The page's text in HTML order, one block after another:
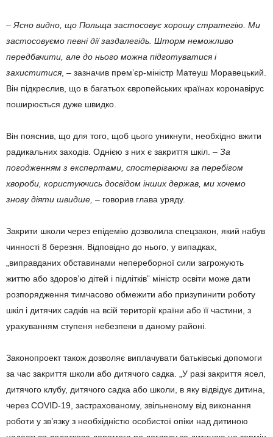
– Ясно видно, що Польща застосовує хорошу стратегію. Ми
застосовуємо певні дії заздалегідь. Шторм неможливо
передбачити, але до нього можна підготуватися і
захиститися , – зазначив прем’єр-міністр Матеуш Моравецький.
Він підкреслив, що в багатьох європейських країнах коронавірус
поширюється дуже швидко.
Він пояснив, що для того, щоб цього уникнути, необхідно вжити
радикальних заходів. Однією з них є закриття шкіл. – За
погодженням з експертами, спостерігаючи за перебігом
хвороби, користуючись досвідом інших держав, ми хочемо
знову діяти швидше, – говорив глава уряду.
Закрити школи через епідемію дозволила спецзакон, який набув
чинності 8 березня. Відповідно до нього, у випадках,
„виправданих обставинами непереборної сили загрожують
життю або здоров’ю дітей і підлітків” міністр освіти може дати
розпорядження тимчасово обмежити або призупинити роботу
шкіл і дитячих садків на всій території країни або її частини, з
урахуванням ступеня небезпеки в даному районі.
Законопроект також дозволяє виплачувати батьківські допомоги
за час закриття школи або дитячого садка. „У разі закриття ясел,
дитячого клубу, дитячого садка або школи, в яку відвідує дитина,
через COVID-19, застрахованому, звільненому від виконання
роботи у зв’язку з необхідністю особистої опіки над дитиною